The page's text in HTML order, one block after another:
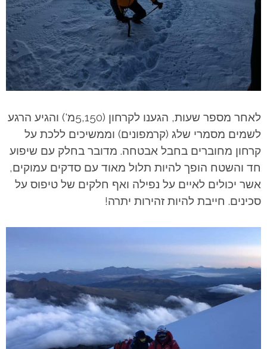
לאחר מספר שעות, הגענו לקרחון (5,150מ') והגיע הרגע
לשמים מסמרי שלג (קרמפונים) וממשיכים ללכת על
קרחון מחוברים בחבל אבטחה. מדובר בחלק עם שיפוע
חד והשטח הופך להיות תלול מאוד עם סדקים עמוקים,
אשר יכולים לאיים על נפילה ואף חלקים של טיפוס על
סכינים. חייבת להיות זהירות יתרה!